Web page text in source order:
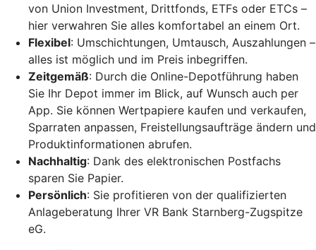
von Union Investment, Drittfonds, ETFs oder ETCs –
hier verwahren Sie alles komfortabel an einem Ort.
Flexibel: Umschichtungen, Umtausch, Auszahlungen –
alles ist möglich und im Preis inbegriffen.
Zeitgemäß: Durch die Online-Depotführung haben
Sie Ihr Depot immer im Blick, auf Wunsch auch per
App. Sie können Wertpapiere kaufen und verkaufen,
Sparraten anpassen, Freistellungsaufträge ändern und
Produktinformationen abrufen.
Nachhaltig: Dank des elektronischen Postfachs
sparen Sie Papier.
Persönlich: Sie profitieren von der qualifizierten
Anlageberatung Ihrer VR Bank Starnberg-Zugspitze
eG.